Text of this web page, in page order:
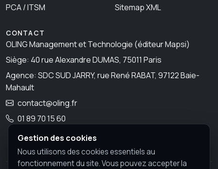
PCA / ITSM
Sitemap XML
CONTACT
OLING Management et Technologie (éditeur Mapsi)
Siège: 40 rue Alexandre DUMAS, 75011 Paris
Agence: SDC SUD JARRY, rue René RABAT, 97122 Baie-
Mahault
contact@oling.fr
01 89 70 15 60
Gestion des cookies
Nous utilisons des cookies essentiels au
fonctionnement du site. Vous pouvez accepter la